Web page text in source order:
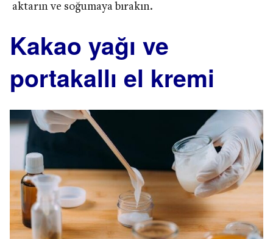
aktarın ve soğumaya bırakın.
Kakao yağı ve
portakallı el kremi